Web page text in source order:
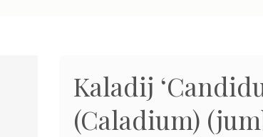
Kaladij
(Caladium)